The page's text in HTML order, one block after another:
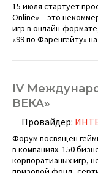
15 июля стартует
Online» – это
игр в онлайн-
«99 по Фаренгейту»
IV
ВЕКА»
Провайдер:
Форум посвящен
в компаниях. 150
корпоратианых игр,